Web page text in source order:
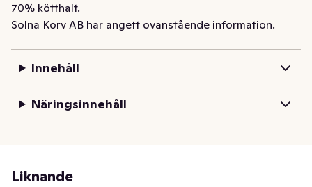
70% kötthalt.
Solna Korv AB har angett ovanstående information.
Innehåll
Näringsinnehåll
Liknande